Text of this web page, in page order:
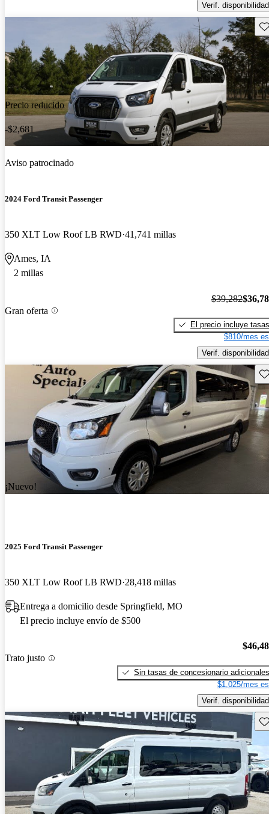
Verif. disponibilidad
Precio reducido
-$2,681
Aviso patrocinado
2024 Ford Transit Passenger
350 XLT Low Roof LB RWD 41,741 millas
Ames, IA
2 millas
Gran oferta
$39,282
El precio incluye tasas
$810/mes
Verif. disponibilidad
¡Nuevo!
2025 Ford Transit Passenger
350 XLT Low Roof LB RWD 28,418 millas
Entrega a domicilio desde Springfield, MO
El precio incluye envío de $500
Trato justo
Sin tasas de concesionario adicionales
$1,025/mes
Verif. disponibilidad